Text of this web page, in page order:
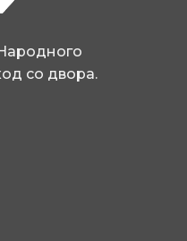
товара.
со двора.